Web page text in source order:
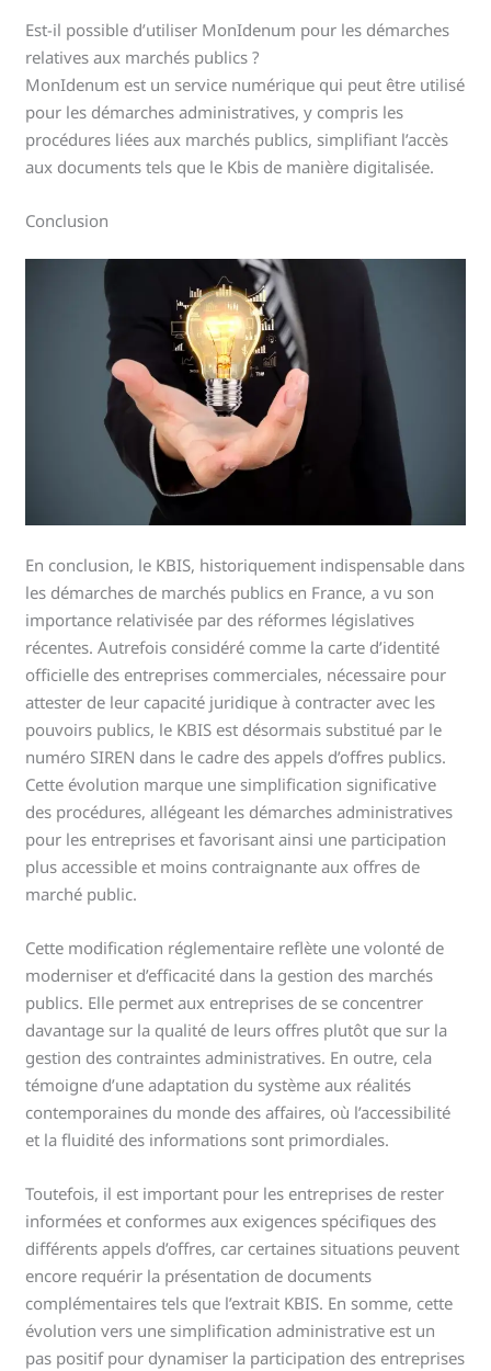
Est-il possible d’utiliser MonIdenum pour les démarches
relatives aux marchés publics ?
MonIdenum est un service numérique qui peut être utilisé
pour les démarches administratives, y compris les
procédures liées aux marchés publics, simplifiant l’accès
aux documents tels que le Kbis de manière digitalisée.
Conclusion
En conclusion, le KBIS, historiquement indispensable dans
les démarches de marchés publics en France, a vu son
importance relativisée par des réformes législatives
récentes. Autrefois considéré comme la carte d’identité
officielle des entreprises commerciales, nécessaire pour
attester de leur capacité juridique à contracter avec les
pouvoirs publics, le KBIS est désormais substitué par le
numéro SIREN dans le cadre des appels d’offres publics.
Cette évolution marque une simplification significative
des procédures, allégeant les démarches administratives
pour les entreprises et favorisant ainsi une participation
plus accessible et moins contraignante aux offres de
marché public.
Cette modification réglementaire reflète une volonté de
moderniser et d’efficacité dans la gestion des marchés
publics. Elle permet aux entreprises de se concentrer
davantage sur la qualité de leurs offres plutôt que sur la
gestion des contraintes administratives. En outre, cela
témoigne d’une adaptation du système aux réalités
contemporaines du monde des affaires, où l’accessibilité
et la fluidité des informations sont primordiales.
Toutefois, il est important pour les entreprises de rester
informées et conformes aux exigences spécifiques des
différents appels d’offres, car certaines situations peuvent
encore requérir la présentation de documents
complémentaires tels que l’extrait KBIS. En somme, cette
évolution vers une simplification administrative est un
pas positif pour dynamiser la participation des entreprises